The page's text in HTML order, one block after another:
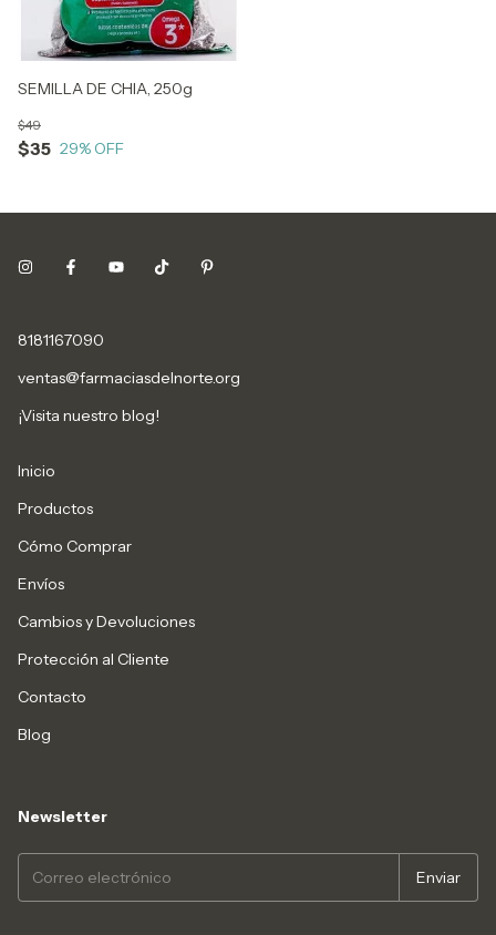
SEMILLA DE CHIA, 250g
$35
$49
29% OFF
8181167090
ventas@farmaciasdelnorte.org
¡Visita nuestro blog!
Inicio
Productos
Cómo Comprar
Envíos
Cambios y Devoluciones
Protección al Cliente
Contacto
Blog
Newsletter